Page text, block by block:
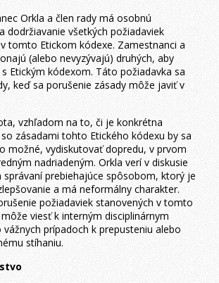
Orkla a člen rady má osobnú
dodržiavanie všetkých požiadaviek
tomto Etickom kódexe. Zamestnanci a
(alebo nevyzývajú) druhých, aby
Etickým kódexom. Táto požiadavka sa
keď sa porušenie zásady môže javiť v
vzhľadom na to, či je konkrétna
zásadami tohto Etického kódexu by sa
možné, vydiskutovať dopredu, v prvom
nadriadeným. Orkla verí v diskusie
prebiehajúce spôsobom, ktorý je
a má neformálny charakter.
požiadaviek stanovených v tomto
viesť k interným disciplinárnym
prípadoch k prepusteniu alebo
stíhaniu.